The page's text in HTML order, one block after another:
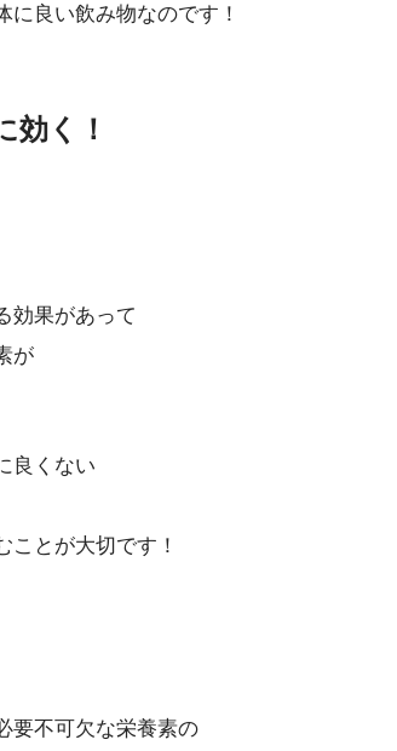
良い飲み物なのです！
効く！
効果があって
が
良くない
ことが大切です！
要不可欠な栄養素の